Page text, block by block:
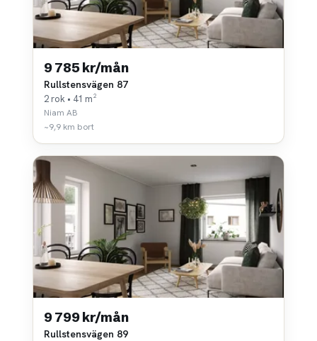
9 785 kr/mån
Rullstensvägen 87
2 rok • 41 m²
Niam AB
~9,9 km bort
9 799 kr/mån
Rullstensvägen 89